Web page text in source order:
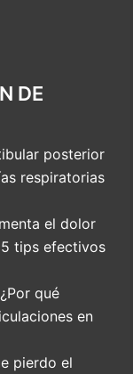
DE
posterior
respiratorias
el dolor
tips efectivos
qué
en
pierdo el